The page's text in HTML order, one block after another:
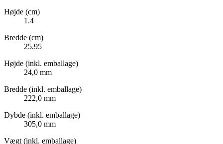
Højde (cm)
1.4
Bredde (cm)
25.95
Højde (inkl. emballage)
24,0 mm
Bredde (inkl. emballage)
222,0 mm
Dybde (inkl. emballage)
305,0 mm
Vægt (inkl. emballage)